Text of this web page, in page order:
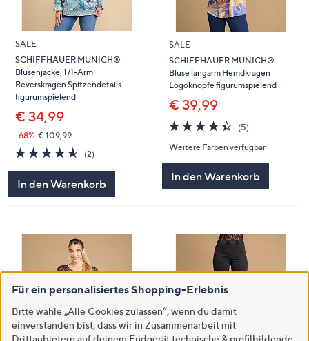
SALE
SCHIFFHAUER MUNICH®
Blusenjacke, 1/1-Arm
Reverskragen Spitzendetails
figurumspielend
€ 34,99
-68% € 109,99
4.5
von
(2)
In den Warenkorb
SALE
SCHIFFHAUER MUNICH®
Bluse langarm Hemdkragen
Logoknöpfe figurumspielend
€ 39,99
4.4
von
5
(5)
Weitere Farben verfügbar
In den Warenkorb
Für ein personalisiertes Shopping-Erlebnis
Bitte wähle „Alle Cookies zulassen“, wenn du damit
einverstanden bist, dass wir in Zusammenarbeit mit
Drittanbietern auf deinem Endgerät technische & profilbildende